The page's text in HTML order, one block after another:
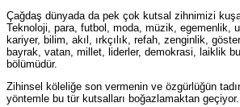
Çağdaş dünyada da pek çok kutsal zihnimizi
Teknoloji, para, futbol, moda, müzik, egemenlik,
kariyer, bilim, akıl, ırkçılık, refah, zenginlik,
bayrak, vatan, millet, liderler, demokrasi, laiklik
bölümüdür.
Zihinsel köleliğe son vermenin ve özgürlüğün
yöntemle bu tür kutsalları boğazlamaktan geçiyor.